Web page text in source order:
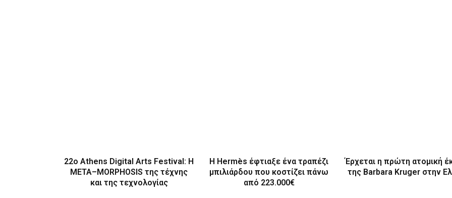
22ο Athens Digital Arts Festival: Η
ΜΕΤΑ–MORPHOSIS της τέχνης
και της τεχνολογίας
Η Hermès έφτιαξε ένα τραπέζι
μπιλιάρδου που κοστίζει πάνω
από 223.000€
Έρχεται η πρώτη ατομική
της Barbara Kruger στην